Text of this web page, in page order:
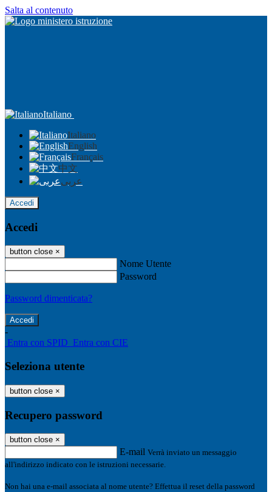
Salta al contenuto
Italiano
Italiano
English
Français
中文
عربى
Accedi
Accedi
button close ×
Nome Utente
Password
Password dimenticata?
-
Entra con SPID Entra con CIE
Seleziona utente
button close ×
Recupero password
button close ×
E-mail Verrà inviato un messaggio
all'indirizzo indicato con le istruzioni necessarie.
Non hai una e-mail associata al nome utente? Effettua il reset della password